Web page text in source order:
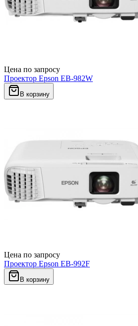
Цена по запросу
Проектор Epson EB-982W
В корзину
Цена по запросу
Проектор Epson EB-992F
В корзину